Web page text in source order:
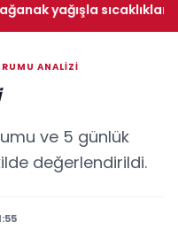
yağışla sıcaklıklar
ANALIZI
ve 5 günlük
değerlendirildi.